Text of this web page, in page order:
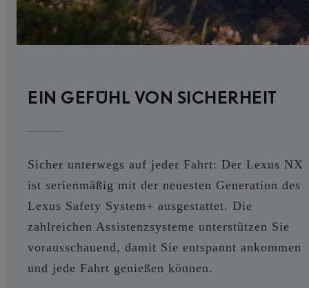
EIN GEFÜHL VON SICHERHEIT
Sicher unterwegs auf jeder Fahrt: Der Lexus NX
ist serienmäßig mit der neuesten Generation des
Lexus Safety System+ ausgestattet. Die
zahlreichen Assistenzsysteme unterstützen Sie
vorausschauend, damit Sie entspannt ankommen
und jede Fahrt genießen können.